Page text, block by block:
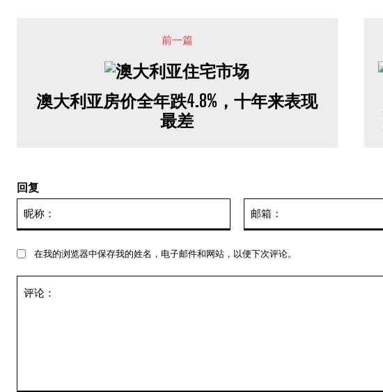
前一篇
澳大利亚房价全年跌4.8%，十年来表现
最差
回复
在我的浏览器中保存我的姓名，电子邮件和网站，以便下次评论。